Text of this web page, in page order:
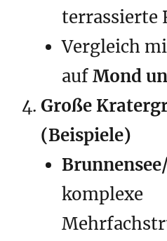
terrassierte
Vergleich
aufMond
Große
(Beispiele)
komplexe